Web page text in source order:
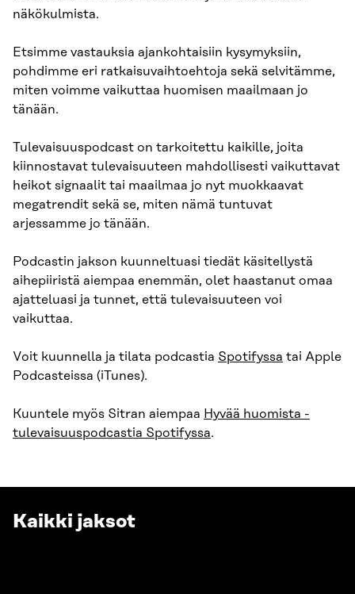
näkökulmista.
Etsimme vastauksia ajankohtaisiin kysymyksiin,
pohdimme eri ratkaisuvaihtoehtoja sekä selvitämme,
miten voimme vaikuttaa huomisen maailmaan jo
tänään.
Tulevaisuuspodcast on tarkoitettu kaikille, joita
kiinnostavat tulevaisuuteen mahdollisesti vaikuttavat
heikot signaalit tai maailmaa jo nyt muokkaavat
megatrendit sekä se, miten nämä tuntuvat
arjessamme jo tänään.
Podcastin jakson kuunneltuasi tiedät käsitellystä
aihepiiristä aiempaa enemmän, olet haastanut omaa
ajatteluasi ja tunnet, että tulevaisuuteen voi
vaikuttaa.
Voit kuunnella ja tilata podcastia Spotifyssa tai Apple
Podcasteissa (iTunes).
Kuuntele myös Sitran aiempaa Hyvää huomista -
tulevaisuuspodcastia Spotifyssa.
Kaikki jaksot